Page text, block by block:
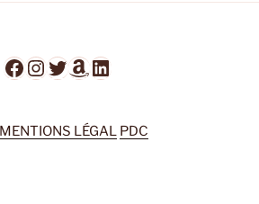
Facebook
Instagram
Twitter
Amazon
LinkedIn
MENTIONS LÉGAL PDC